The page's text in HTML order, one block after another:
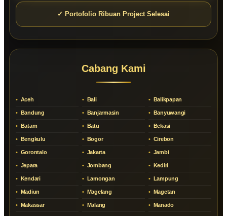
✓ Portofolio Ribuan Project Selesai
Cabang Kami
Aceh Bali Balikpapan
Bandung Banjarmasin Banyuwangi
Batam Batu Bekasi
Bengkulu Bogor Cirebon
Gorontalo Jakarta Jambi
Jepara Jombang Kediri
Kendari Lamongan Lampung
Madiun Magelang Magetan
Makassar Malang Manado